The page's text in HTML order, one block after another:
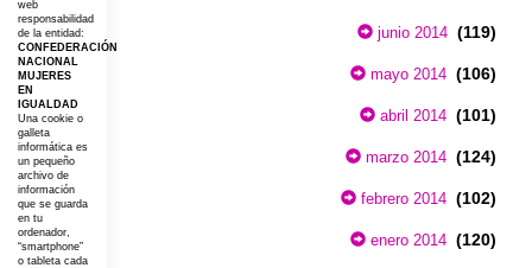
junio 2014 (119)
mayo 2014 (106)
abril 2014 (101)
marzo 2014 (124)
febrero 2014 (102)
enero 2014 (120)
web
responsabilidad
de la entidad:
CONFEDERACIÓN
NACIONAL
MUJERES
EN
IGUALDAD
Una cookie o
galleta
informática es
un pequeño
archivo de
información
que se guarda
en tu
ordenador,
“smartphone”
o tableta cada